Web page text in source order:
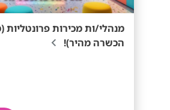
מנהלי/ות מכירות פרונטליות
הכשרה מהיר)!